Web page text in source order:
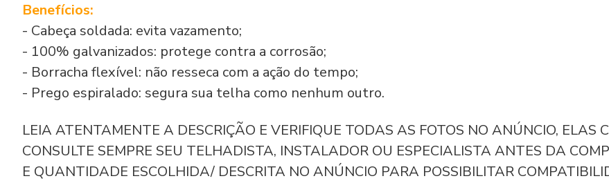
Benefícios:
- Cabeça soldada: evita vazamento;
- 100% galvanizados: protege contra a corrosão;
- Borracha flexível: não resseca com a ação do tempo;
- Prego espiralado: segura sua telha como nenhum outro.
LEIA ATENTAMENTE A DESCRIÇÃO E VERIFIQUE TODAS AS FOTOS NO ANÚNCIO, ELAS
CONSULTE SEMPRE SEU TELHADISTA, INSTALADOR OU ESPECIALISTA ANTES DA
E QUANTIDADE ESCOLHIDA/ DESCRITA NO ANÚNCIO PARA POSSIBILITAR